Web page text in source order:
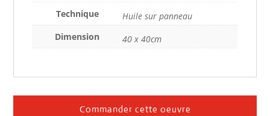
Technique
Huile sur panneau
Dimension
40 x 40cm
Commander cette oeuvre